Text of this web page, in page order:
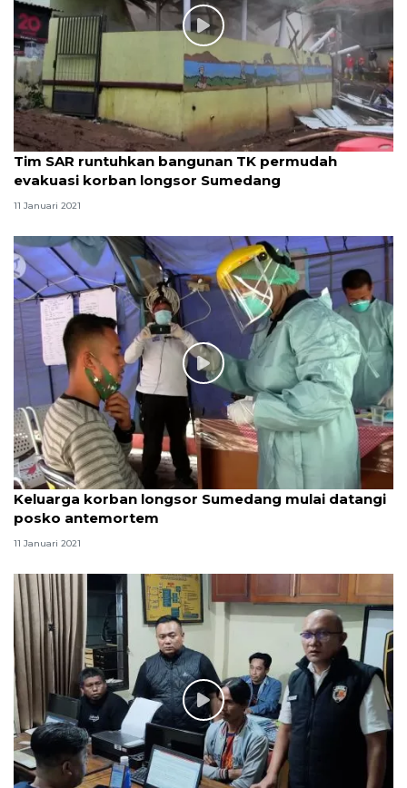
Tim SAR runtuhkan bangunan TK permudah
evakuasi korban longsor Sumedang
11 Januari 2021
Keluarga korban longsor Sumedang mulai datangi
posko antemortem
11 Januari 2021